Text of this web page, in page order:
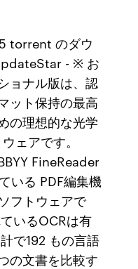
torrent のダウ
- ※ お
ョナル版は、認
ット保持の最高
の理想的な光学
ェアです。
FineReader
いる PDF編集機
フトウェアで
いるOCRは有
で192 もの言語
の文書を比較す